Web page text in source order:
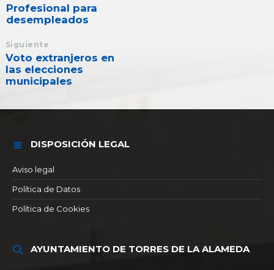
Profesional para
desempleados
Siguiente
Voto extranjeros en
las elecciones
municipales
DISPOSICIÓN LEGAL
Aviso legal
Política de Datos
Política de Cookies
AYUNTAMIENTO DE TORRES DE LA ALAMEDA